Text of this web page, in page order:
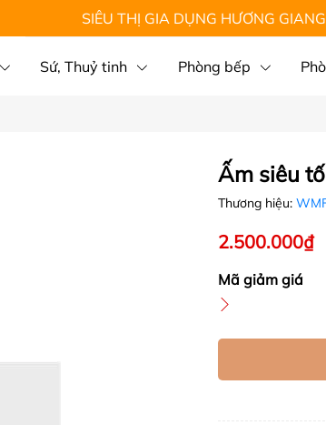
SIÊU THỊ GIA DỤNG HƯƠNG GIANG
Sứ, Thuỷ tinh Phòng bếp
Ấm siêu
Thương hiệu:
2.500.000₫
Mã giảm giá